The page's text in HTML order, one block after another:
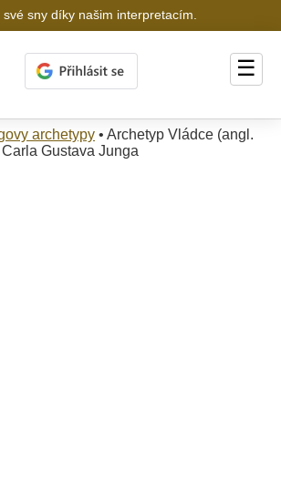
své sny díky našim interpretacím.
☰
archetypy • Archetyp Vládce (angl.
Gustava Junga